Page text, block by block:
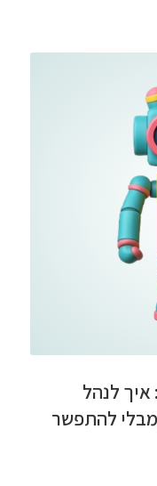
כשהרגולציה פוגשת את ה-IT: איך לנהל
להתפשר